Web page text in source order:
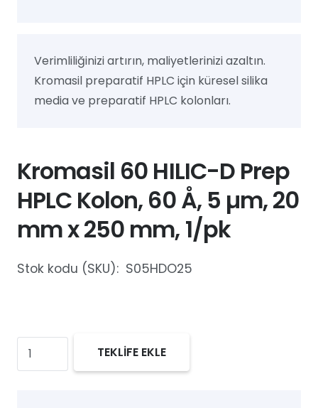
Verimliliğinizi artırın, maliyetlerinizi azaltın.
Kromasil preparatif HPLC için küresel silika
media ve preparatif HPLC kolonları.
Kromasil 60 HILIC-D Prep
HPLC Kolon, 60 Å, 5 µm, 20
mm x 250 mm, 1/pk
Stok kodu (SKU): S05HDO25
Kromasil
60
TEKLİFE EKLE